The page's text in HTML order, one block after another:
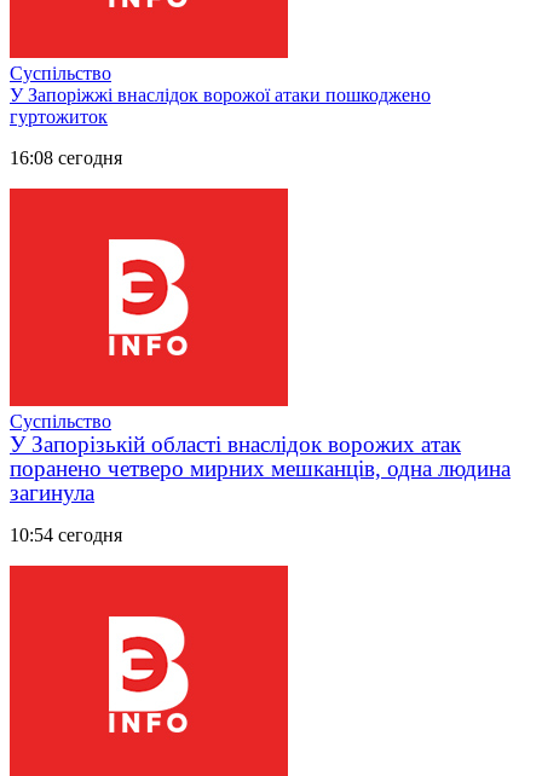
Суспільство
У Запоріжжі внаслідок ворожої атаки пошкоджено
гуртожиток
16:08 сегодня
Суспільство
У Запорізькій області внаслідок ворожих атак
поранено четверо мирних мешканців, одна людина
загинула
10:54 сегодня